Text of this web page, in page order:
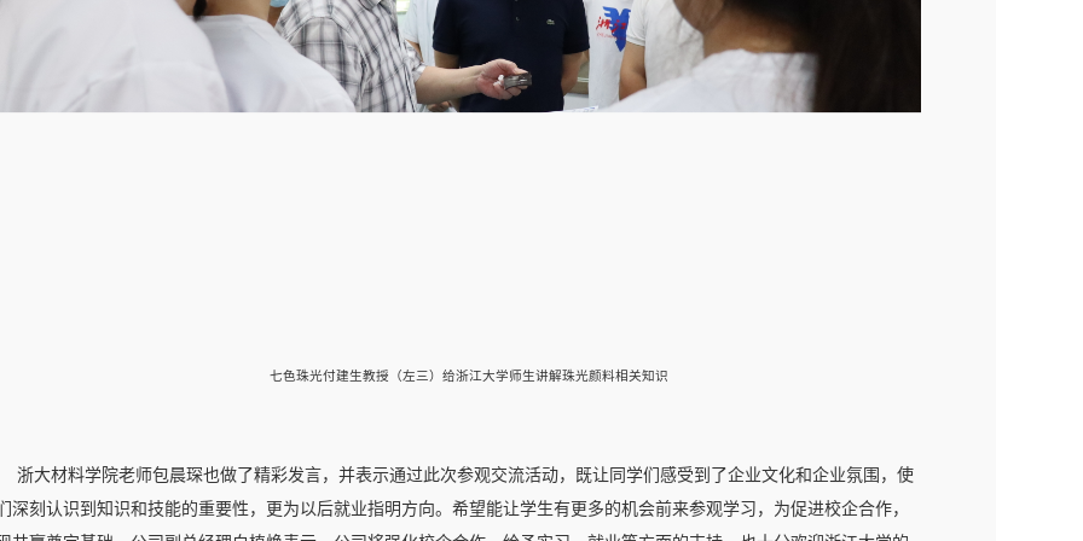
七色珠光付建生教授（左三）给浙江大学师生讲解珠光颜料相关知识
浙大材料学院老师包晨琛也做了精彩发言，并表示通过此次参观交流活动，既让同学们感受到了企业文化和企业氛围，使
深刻认识到知识和技能的重要性，更为以后就业指明方向。希望能让学生有更多的机会前来参观学习，为促进校企合作，